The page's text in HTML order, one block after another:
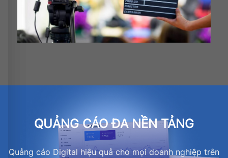
QUẢNG CÁO ĐA NỀN TẢNG
Quảng cáo Digital hiệu quả cho mọi doanh nghiệp trên